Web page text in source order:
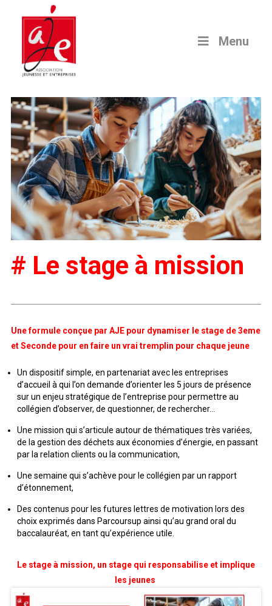
Menu
# Le stage à mission
Une formule conçue par AJE pour dynamiser le stage de 3eme
et Seconde pour en faire un vrai tremplin pour chaque jeune
Un dispositif simple, en partenariat avec les entreprises
d’accueil à qui l’on demande d’orienter les 5 jours de présence
sur un enjeu stratégique de l’entreprise pour permettre au
collégien d’observer, de questionner, de rechercher…
Une mission qui s’articule autour de thématiques très variées,
de la gestion des déchets aux économies d’énergie, en passant
par la relation clients ou la communication,
Une semaine qui s’achève pour le collégien par un rapport
d’étonnement,
Des contenus pour les futures lettres de motivation lors des
choix exprimés dans Parcoursup ainsi qu’au grand oral du
baccalauréat, en tant qu’expérience utile.
Le stage à mission, un stage qui responsabilise et implique
les jeunes